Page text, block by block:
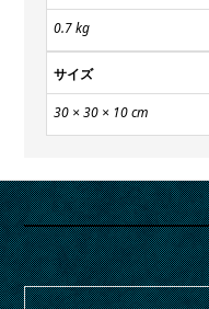
0.7 kg
サイズ
30 × 30 × 10 cm